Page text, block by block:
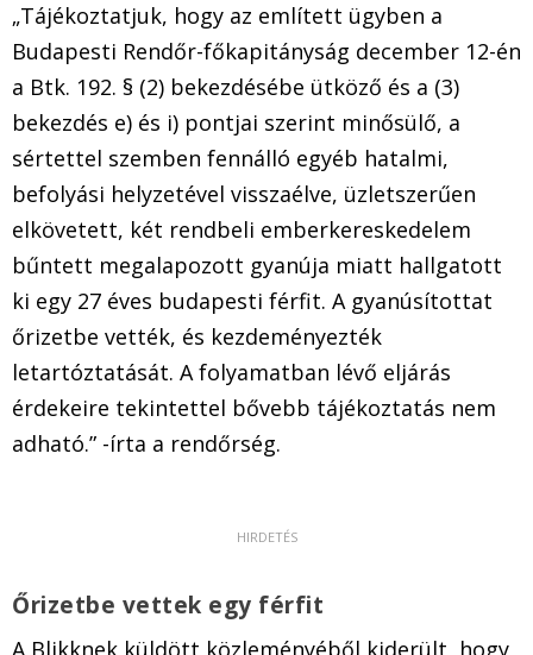
„Tájékoztatjuk, hogy az említett ügyben a
Budapesti Rendőr-főkapitányság december 12-én
a Btk. 192. § (2) bekezdésébe ütköző és a (3)
bekezdés e) és i) pontjai szerint minősülő, a
sértettel szemben fennálló egyéb hatalmi,
befolyási helyzetével visszaélve, üzletszerűen
elkövetett, két rendbeli emberkereskedelem
bűntett megalapozott gyanúja miatt hallgatott
ki egy 27 éves budapesti férfit. A gyanúsítottat
őrizetbe vették, és kezdeményezték
letartóztatását. A folyamatban lévő eljárás
érdekeire tekintettel bővebb tájékoztatás nem
adható.” -írta a rendőrség.
Őrizetbe vettek egy férfit
A Blikknek küldött közleményéből kiderült, hogy